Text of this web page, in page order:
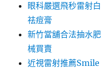
眼科嚴選飛秒雷射
祛痘膏
新竹當舖合法抽水
械買賣
近視雷射推薦